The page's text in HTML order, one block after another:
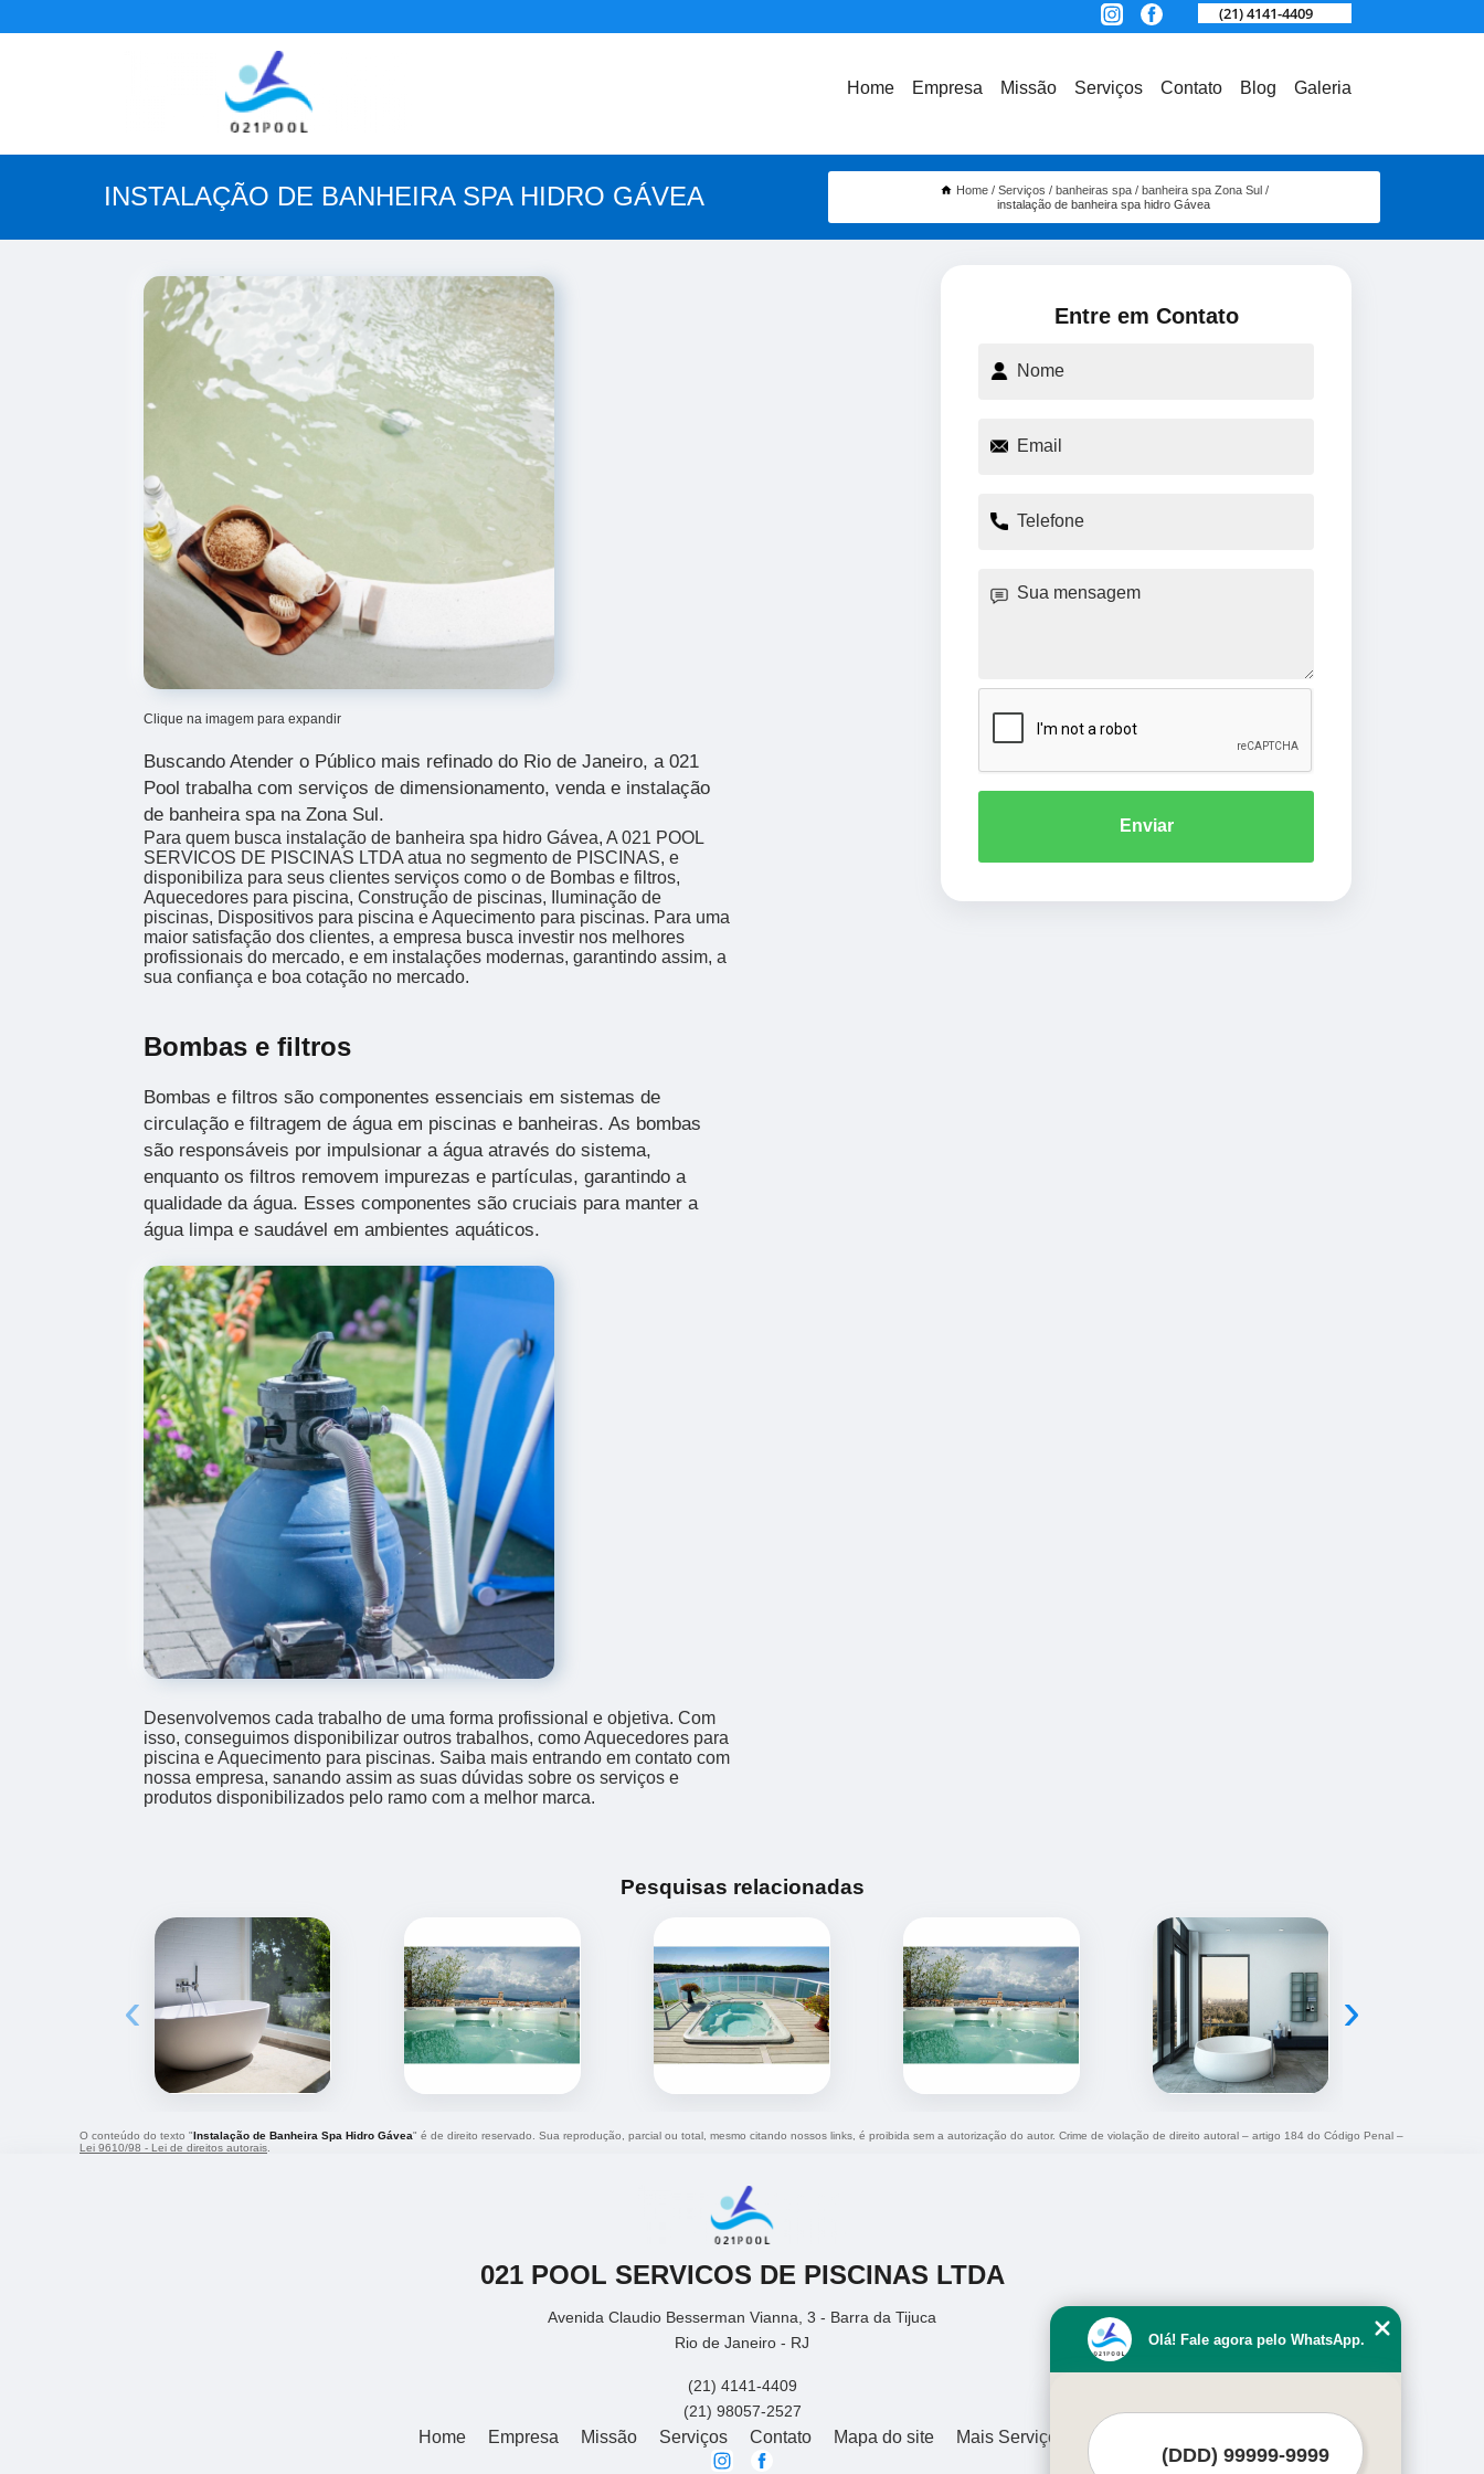
(21) 4141-4409
Home Empresa Missão Serviços Contato Blog Galeria
INSTALAÇÃO DE BANHEIRA SPA HIDRO GÁVEA Home Serviços banheiras spa
banheira spa Zona Sul
instalação de banheira spa hidro Gávea
Clique na imagem para expandir
Buscando Atender o Público mais refinado do Rio de Janeiro, a 021
Pool trabalha com serviços de dimensionamento, venda e instalação
de banheira spa na Zona Sul.
Para quem busca instalação de banheira spa hidro Gávea, A 021 POOL
SERVICOS DE PISCINAS LTDA atua no segmento de PISCINAS, e
disponibiliza para seus clientes serviços como o de Bombas e filtros,
Aquecedores para piscina, Construção de piscinas, Iluminação de
piscinas, Dispositivos para piscina e Aquecimento para piscinas. Para uma
maior satisfação dos clientes, a empresa busca investir nos melhores
profissionais do mercado, e em instalações modernas, garantindo assim, a
sua confiança e boa cotação no mercado.
Bombas e filtros
Bombas e filtros são componentes essenciais em sistemas de
circulação e filtragem de água em piscinas e banheiras. As bombas
são responsáveis por impulsionar a água através do sistema,
enquanto os filtros removem impurezas e partículas, garantindo a
qualidade da água. Esses componentes são cruciais para manter a
água limpa e saudável em ambientes aquáticos.
Desenvolvemos cada trabalho de uma forma profissional e objetiva. Com
isso, conseguimos disponibilizar outros trabalhos, como Aquecedores para
piscina e Aquecimento para piscinas. Saiba mais entrando em contato com
nossa empresa, sanando assim as suas dúvidas sobre os serviços e
produtos disponibilizados pelo ramo com a melhor marca.
Entre em Contato
Enviar
Pesquisas relacionadas
‹ ›
O conteúdo do texto "Instalação de Banheira Spa Hidro Gávea" é de direito reservado. Sua reprodução, parcial ou total, mesmo citando nossos links, é proibida sem a autorização do autor. Crime de violação de direito autoral – artigo 184 do Código Penal –
Lei 9610/98 - Lei de direitos autorais
021 POOL SERVICOS DE PISCINAS LTDA
Avenida Claudio Besserman Vianna, 3 - Barra da Tijuca
Rio de Janeiro - RJ
(21) 4141-4409
(21) 98057-2527
Home Empresa Missão Serviços Contato Mapa do site Mais Serviços
Olá! Fale agora pelo WhatsApp.